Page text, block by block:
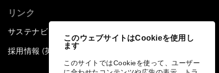
このウェブサイトはCookieを使用し
ます
このサイトではCookieを使って、ユーザー
リンク
サステナビリティへの取り組み
採用情報 (英語のみ)